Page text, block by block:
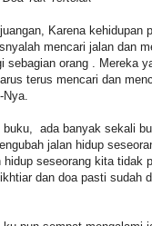
Karena
mencari jalan dan
sebagian orang . Mereka
terus mencari dan
buku, ada banyak sekali
jalan hidup
seseorang kita tidak
dan doa pasti sudah